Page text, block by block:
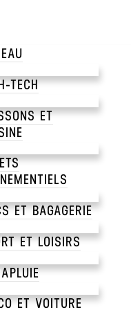
TECH
ET
ET BAGAGERIE
ET LOISIRS
ET VOITURE